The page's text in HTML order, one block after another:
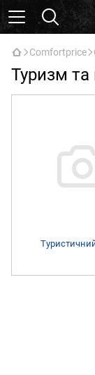
Comfortprice
Туризм та